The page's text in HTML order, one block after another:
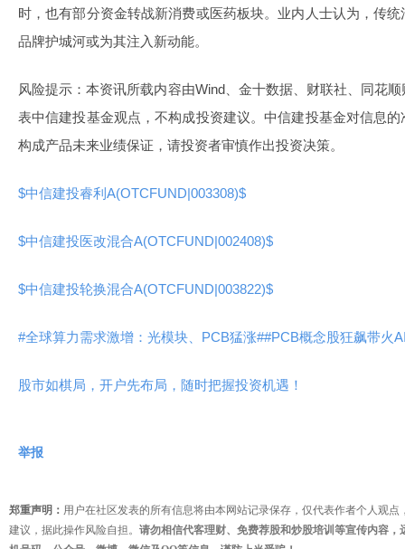
时，也有部分资金转战新消费或医药板块。业内人士认为，传
品牌护城河或为其注入新动能。
风险提示：本资讯所载内容由Wind、金十数据、财联社、同花
表中信建投基金观点，不构成投资建议。中信建投基金对信息
构成产品未来业绩保证，请投资者审慎作出投资决策。
$中信建投睿利A(OTCFUND|003308)$
$中信建投医改混合A(OTCFUND|002408)$
$中信建投轮换混合A(OTCFUND|003822)$
#全球算力需求激增：光模块、PCB猛涨##PCB概念股狂飙带火
股市如棋局，开户先布局，随时把握投资机遇！
举报
郑重声明： 用户在社区发表的所有信息将由本网站记录保存，仅代表作者个人观
建议，据此操作风险自担。 请勿相信代客理财、免费荐股和炒股培训等宣传内容